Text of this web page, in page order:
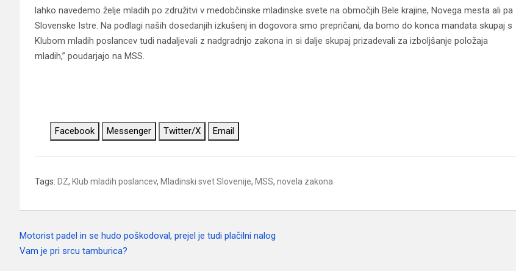
lahko navedemo želje mladih po združitvi v medobčinske mladinske svete na območjih Bele krajine, Novega mesta ali pa
Slovenske Istre. Na podlagi naših dosedanjih izkušenj in dogovora smo prepričani, da bomo do konca mandata skupaj s
Klubom mladih poslancev tudi nadaljevali z nadgradnjo zakona in si dalje skupaj prizadevali za izboljšanje položaja
mladih,” poudarjajo na MSS.
Facebook Messenger Twitter/X Email
Tags: DZ, Klub mladih poslancev, Mladinski svet Slovenije, MSS, novela zakona
Navigacija
Motorist padel in se hudo poškodoval, prejel je tudi plačilni nalog
Vam je pri srcu tamburica?